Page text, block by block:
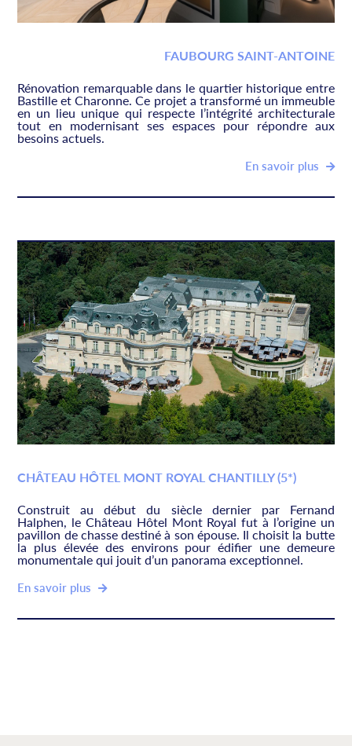
FAUBOURG SAINT-ANTOINE
Rénovation remarquable dans le quartier historique entre
Bastille et Charonne. Ce projet a transformé un immeuble
en un lieu unique qui respecte l’intégrité architecturale
tout en modernisant ses espaces pour répondre aux
besoins actuels.
En savoir plus
CHÂTEAU HÔTEL MONT ROYAL CHANTILLY (5*)
Construit au début du siècle dernier par Fernand
Halphen, le Château Hôtel Mont Royal fut à l’origine un
pavillon de chasse destiné à son épouse. Il choisit la butte
la plus élevée des environs pour édifier une demeure
monumentale qui jouit d’un panorama exceptionnel.
En savoir plus